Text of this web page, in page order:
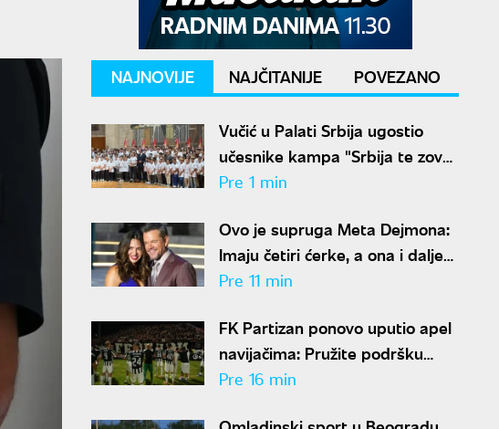
NAJNOVIJE NAJČITANIJE POVEZANO
Vučić u Palati Srbija ugostio
učesnike kampa "Srbija te zove
2026"
Pre 1 min
Ovo je supruga Meta Dejmona:
Imaju četiri ćerke, a ona i dalje
izgleda kao bomba
Pre 11 min
FK Partizan ponovo uputio apel
navijačima: Pružite podršku
igračima, nemojte da štetite
Pre 16 min